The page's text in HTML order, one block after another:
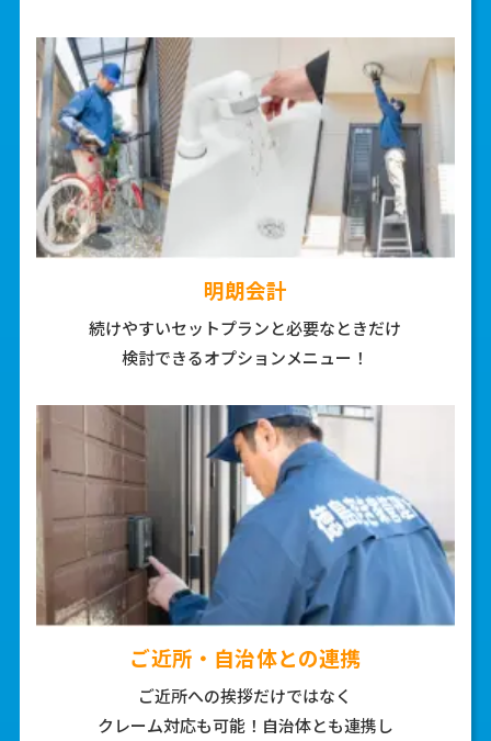
明朗会計
続けやすいセットプランと必要なときだけ
検討できるオプションメニュー！
3
ご近所・自治体との連携
ご近所への挨拶だけではなく
クレーム対応も可能！自治体とも連携し